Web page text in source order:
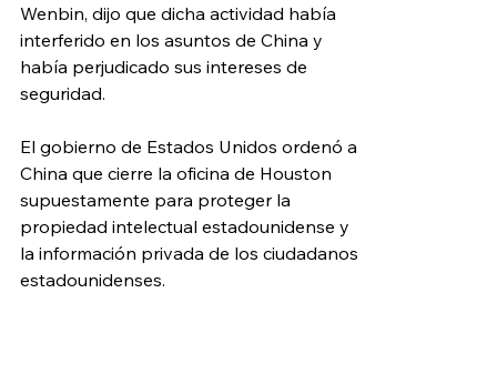
Wenbin, dijo que dicha actividad había
interferido en los asuntos de China y
había perjudicado sus intereses de
seguridad.
El gobierno de Estados Unidos ordenó a
China que cierre la oficina de Houston
supuestamente para proteger la
propiedad intelectual estadounidense y
la información privada de los ciudadanos
estadounidenses.